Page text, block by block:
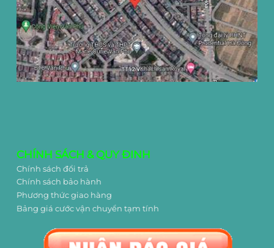
CHÍNH SÁCH & QUY ĐINH
Chính sách đổi trả
Chính sách bảo hành
Phương thức giao hàng
Bảng giá cước vận chuyển tạm tính